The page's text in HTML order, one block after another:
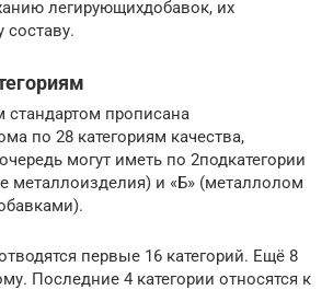
легирующихдобавок, их
составу.
стандартом прописана
по 28 категориям качества,
могут иметь по 2подкатегории
металлоизделия) и «Б» (металлолом
первые 16 категорий. Ещё 8
Последние 4 категории относятся к